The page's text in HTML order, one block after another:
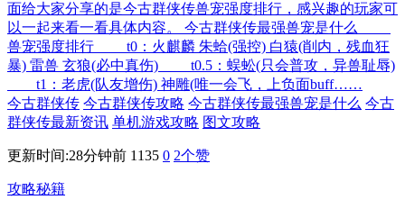
面给大家分享的是今古群侠传兽宠强度排行，感兴趣的玩家可
以一起来看一看具体内容。 今古群侠传最强兽宠是什么
兽宠强度排行 t0：火麒麟 朱蛤(强控) 白猿(削内，残血狂
暴) 雷兽 玄狼(必中真伤) t0.5：蜈蚣(只会普攻，异兽耻辱)
t1：老虎(队友增伤) 神雕(唯一会飞，上负面buff……
今古群侠传 今古群侠传攻略 今古群侠传最强兽宠是什么 今古
群侠传最新资讯 单机游戏攻略 图文攻略
更新时间:28分钟前 1135 0 2个赞
攻略秘籍